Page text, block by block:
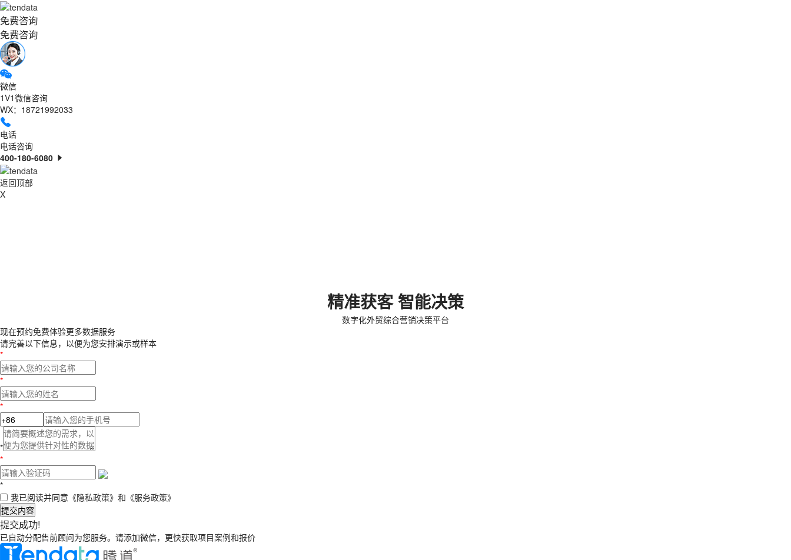
免费咨询
免费咨询
微信
1V1微信咨询
WX：18721992033
电话
电话咨询
400-180-6080
返回顶部
X
精准获客 智能决策
数字化外贸综合营销决策平台
现在预约免费体验更多数据服务
请完善以下信息，以便为您安排演示或样本
*
*
*
*
*
*
我已阅读并同意 《隐私政策》 和 《服务政策》
提交内容
提交成功!
已自动分配售前顾问为您服务。请添加微信，更快获取项目案例和报价